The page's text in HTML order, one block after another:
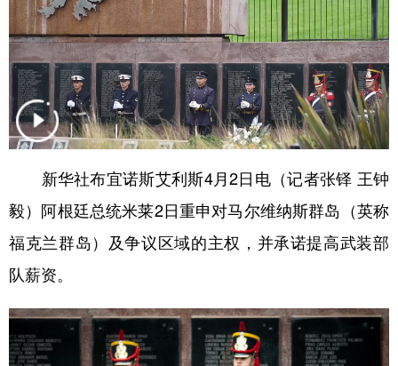
访谈 视频 图片 政务
法律 中央文件 金融 汽车
食品 人居 信息化 数字经济
学术中国 乡村振兴 银龄 溯源中国
彩票 娱乐 时尚 悦读
公益 一带一路 亚太网 上市公司
文化产业
地方频道
新华社布宜诺斯艾利斯4月2日电（记者张铎 王钟
毅）阿根廷总统米莱2日重申对马尔维纳斯群岛（英称
福克兰群岛）及争议区域的主权，并承诺提高武装部
队薪资。